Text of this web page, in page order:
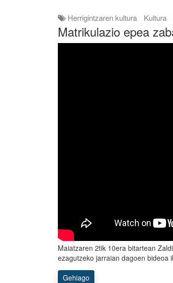
Herrigintzaren kultura Kultura
Matrikulazio epea
Maiatzaren 2tik 10era bitartean
ezagutzeko jarraian dagoen bideoa
Gehiago